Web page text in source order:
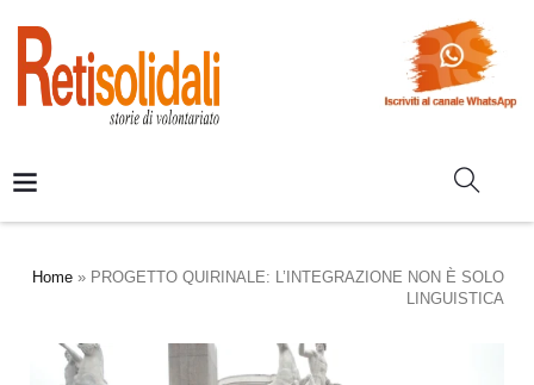
Home » PROGETTO QUIRINALE: L’INTEGRAZIONE NON È SOLO
LINGUISTICA